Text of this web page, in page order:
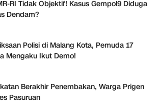
RI Tidak Objektif! Kasus Gempol9 Diduga
Dendam?
Polisi di Malang Kota, Pemuda 17
Mengaku Ikut Demo!
Berakhir Penembakan, Warga Prigen
Pasuruan